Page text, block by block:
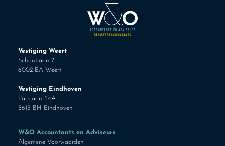
Vestiging Weert
Schoutlaan 7
6002 EA Weert
Vestiging Eindhoven
Parklaan 54A
5613 BH Eindhoven
W&O Accountants en Adviseurs
Algemene Voorwaarden